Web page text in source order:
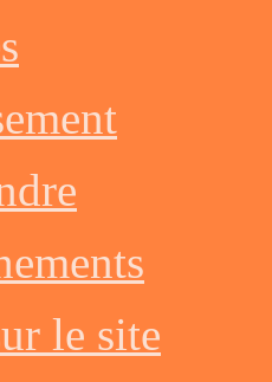
le site